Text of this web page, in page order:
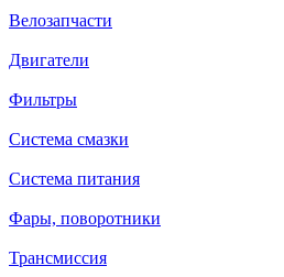
Велозапчасти
Двигатели
Фильтры
Система смазки
Система питания
Фары, поворотники
Трансмиссия